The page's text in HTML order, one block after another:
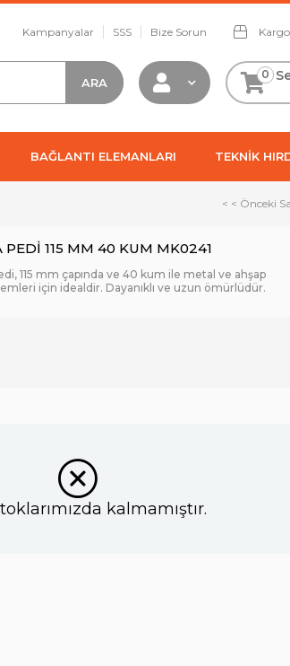
Kampanyalar SSS Bize Sorun
0
BAĞLANTI ELEMANLARI TEKNİK
< < Önceki
PEDİ 115 MM 40 KUM MK0241
115 mm çapında ve 40 kum ile metal ve ahşap
için idealdir. Dayanıklı ve uzun ömürlüdür.
kalmamıştır.